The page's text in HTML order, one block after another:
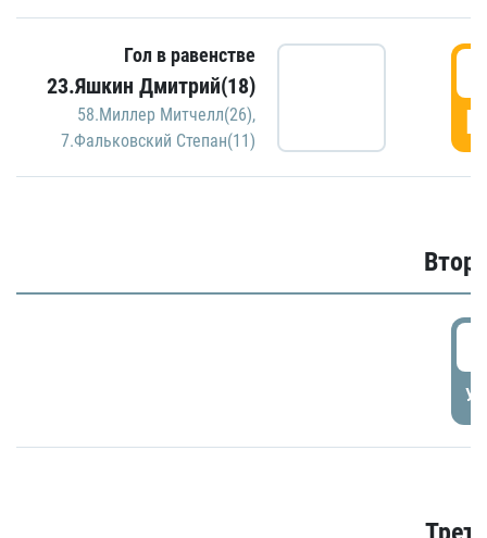
Гол в равенстве
23.Яшкин Дмитрий(18)
58.Миллер Митчелл(26),
7.Фальковский Степан(11)